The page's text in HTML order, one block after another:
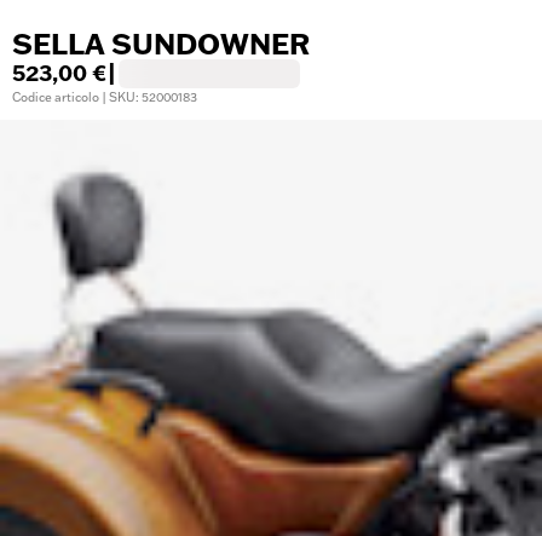
SELLA SUNDOWNER
523,00 €
Codice articolo | SKU: 52000183